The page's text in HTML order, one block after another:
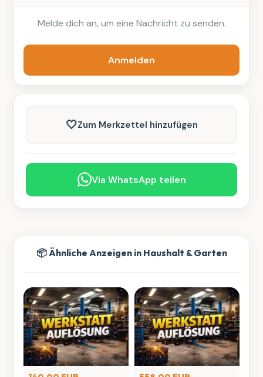
Melde dich an, um eine Nachricht zu senden.
Anmelden
🤍Zum Merkzettel hinzufügen
Via WhatsApp teilen
📦 Ähnliche Anzeigen in Haushalt & Garten